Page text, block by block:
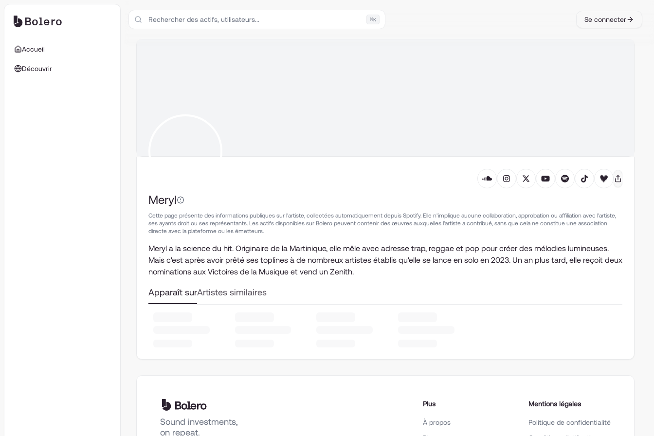
Bolero
Accueil
Découvrir
⌘K Se connecter
Meryl
Cette page présente des informations publiques sur l'artiste, collectées automatiquement depuis Spotify. Elle n'implique aucune collaboration, approbation ou affiliation avec l'artiste,
ses ayants droit ou ses représentants. Les actifs disponibles sur Bolero peuvent contenir des œuvres auxquelles l'artiste a contribué, sans que cela ne constitue une association
directe avec la plateforme ou les émetteurs.
Meryl a la science du hit. Originaire de la Martinique, elle mêle avec adresse trap, reggae et pop pour créer des mélodies lumineuses.
Mais c'est après avoir prêté ses toplines à de nombreux artistes établis qu'elle se lance en solo en 2023. Un an plus tard, elle reçoit deux
nominations aux Victoires de la Musique et vend un Zenith.
Apparaît surArtistes similaires
Sound investments,
on repeat.
Plus
À propos
Mentions légales
Politique de confidentialité